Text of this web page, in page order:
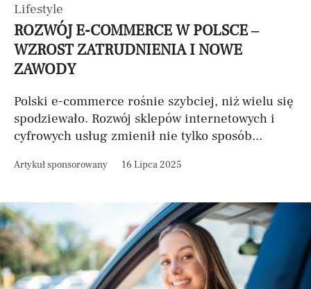
Lifestyle
ROZWÓJ E-COMMERCE W POLSCE –
WZROST ZATRUDNIENIA I NOWE
ZAWODY
Polski e-commerce rośnie szybciej, niż wielu się
spodziewało. Rozwój sklepów internetowych i
cyfrowych usług zmienił nie tylko sposób...
Artykuł sponsorowany 16 Lipca 2025